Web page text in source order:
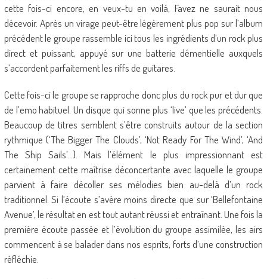
cette fois-ci encore, en veux-tu en voilà, Favez ne saurait nous
décevoir. Après un virage peut-être légèrement plus pop sur l’album
précédent le groupe rassemble ici tous les ingrédients d’un rock plus
direct et puissant, appuyé sur une batterie démentielle auxquels
s’accordent parfaitement les riffs de guitares.
Cette fois-ci le groupe se rapproche donc plus du rock pur et dur que
de l’emo habituel. Un disque qui sonne plus ‘live’ que les précédents.
Beaucoup de titres semblent s’être construits autour de la section
rythmique (‘The Bigger The Clouds’, ‘Not Ready For The Wind’, ‘And
The Ship Sails’…). Mais l’élément le plus impressionnant est
certainement cette maîtrise déconcertante avec laquelle le groupe
parvient à faire décoller ses mélodies bien au-delà d’un rock
traditionnel. Si l’écoute s’avère moins directe que sur ‘Bellefontaine
Avenue’, le résultat en est tout autant réussi et entraînant. Une fois la
première écoute passée et l’évolution du groupe assimilée, les airs
commencent à se balader dans nos esprits, forts d’une construction
réfléchie.